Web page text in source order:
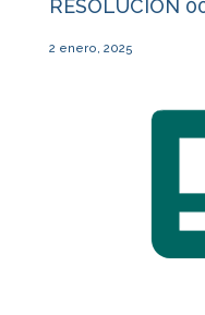
RESOLUCIÓN
2 enero, 2025